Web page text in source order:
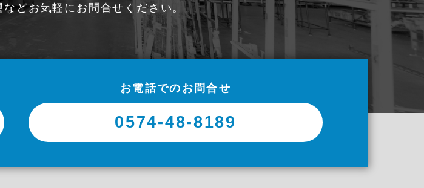
などお気軽にお問合せください。
お電話でのお問合せ
0574-48-8189